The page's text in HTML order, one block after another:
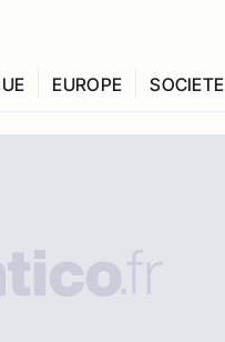
EUROPE SOCIETE